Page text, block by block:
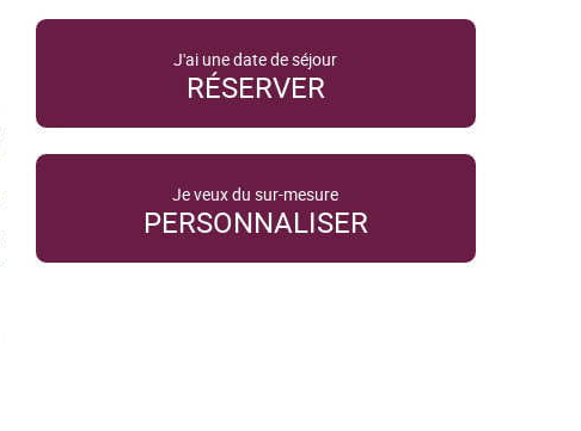
J'ai une date de séjour
RÉSERVER
Je veux du sur-mesure
PERSONNALISER